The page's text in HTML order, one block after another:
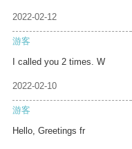
2022-02-12
游客
I called you 2 times. W
2022-02-10
游客
Hello, Greetings fr